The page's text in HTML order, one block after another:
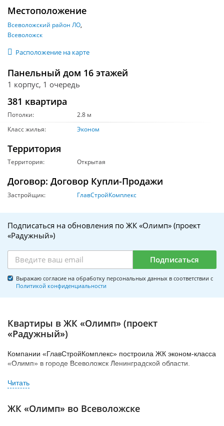
Местоположение
Всеволожский район ЛО
Всеволожск
Расположение на карте
Панельный дом 16 этажей
1 корпус, 1 очередь
381 квартира
Потолки:
2.8 м
Класс жилья:
Эконом
Территория
Территория: Открытая
Договор: Договор Купли-Продажи
Застройщик: ГлавСтройКомплекс
Подписаться на обновления по ЖК «Олимп» (проект
«Радужный»)
Подписаться
Выражаю согласие на обработку персональных данных в соответствии с
Политикой конфиденциальности
Квартиры в ЖК «Олимп» (проект
«Радужный»)
Компании «ГлавСтройКомплекс» построила ЖК эконом-класса
«Олимп» в городе Всеволожск Ленинградской области.
Жилой дом расположен на территории восточнее
лесопарковой зоны, и ограниченной с севера улицей Николая
ЖК «Олимп» во Всеволожске